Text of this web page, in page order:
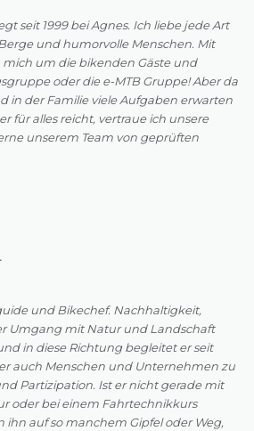
seit 1999 bei Agnes. Ich liebe jede Art
und humorvolle Menschen. Mit
um die bikenden Gäste und
oder die e-MTB Gruppe! Aber da
in der Familie viele Aufgaben erwarten
für alles reicht, vertraue ich unsere
unserem Team von geprüften
und Bikechef. Nachhaltigkeit,
Umgang mit Natur und Landschaft
in diese Richtung begleitet er seit
auch Menschen und Unternehmen zu
Partizipation. Ist er nicht gerade mit
oder bei einem Fahrtechnikkurs
ihn auf so manchem Gipfel oder Weg,